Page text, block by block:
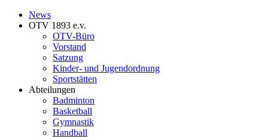
News
OTV 1893 e.v.
OTV-Büro
Vorstand
Satzung
Kinder- und Jugendordnung
Sportstätten
Abteilungen
Badminton
Basketball
Gymnastik
Handball